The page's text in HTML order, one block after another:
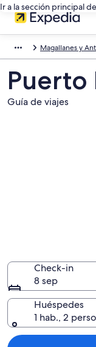
Ir a la sección principal
Magallanes y
Puerto
Guía de viajes
Check-in
8 sep
Huéspedes
1 hab., 2